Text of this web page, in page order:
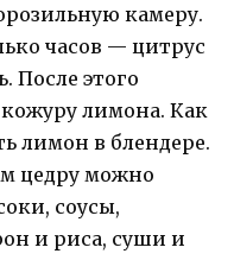
камеру.
часов — цитрус
После этого
лимона. Как
лимон в блендере.
цедру можно
соусы,
и риса, суши и